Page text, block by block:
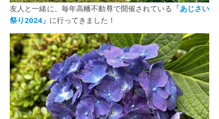
友人と一緒に、毎年高幡不動尊で開催されている 「あじさい
祭り2024」 に行ってきました！